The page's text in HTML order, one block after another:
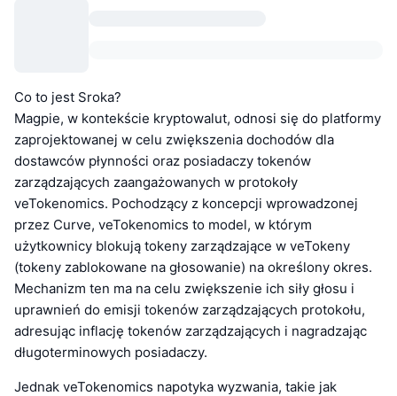
Co to jest Sroka?
Magpie, w kontekście kryptowalut, odnosi się do platformy
zaprojektowanej w celu zwiększenia dochodów dla
dostawców płynności oraz posiadaczy tokenów
zarządzających zaangażowanych w protokoły
veTokenomics. Pochodzący z koncepcji wprowadzonej
przez Curve, veTokenomics to model, w którym
użytkownicy blokują tokeny zarządzające w veTokeny
(tokeny zablokowane na głosowanie) na określony okres.
Mechanizm ten ma na celu zwiększenie ich siły głosu i
uprawnień do emisji tokenów zarządzających protokołu,
adresując inflację tokenów zarządzających i nagradzając
długoterminowych posiadaczy.
Jednak veTokenomics napotyka wyzwania, takie jak